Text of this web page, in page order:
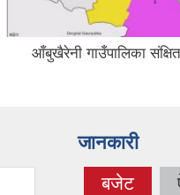
आँबुखैरेनी गाउँपालिका
जानकारी
बजेट